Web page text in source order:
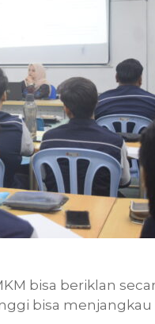
bisa beriklan
bisa